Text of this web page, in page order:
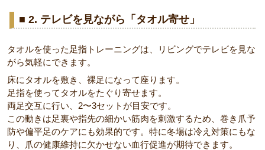
■ 2. テレビを見ながら「タオル寄せ」
タオルを使った足指トレーニングは、リビングでテレビを見な
がら気軽にできます。
床にタオルを敷き、裸足になって座ります。
足指を使ってタオルをたぐり寄せます。
両足交互に行い、2〜3セットが目安です。
この動きは足裏や指先の細かい筋肉を刺激するため、巻き爪予
防や偏平足のケアにも効果的です。特に冬場は冷え対策にもな
り、爪の健康維持に欠かせない血行促進が期待できます。